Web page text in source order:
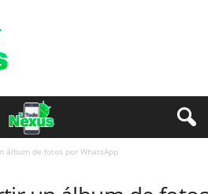
álbum de fotos por WhatsApp